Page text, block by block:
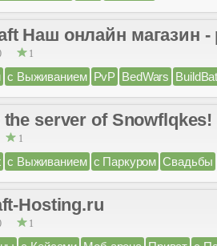
Наш онлайн магазин -
1
с Выживанием PvP BedWars
server of Snowflqkes!
1
с Выживанием с Паркуром Свадьбы
Hosting.ru
1